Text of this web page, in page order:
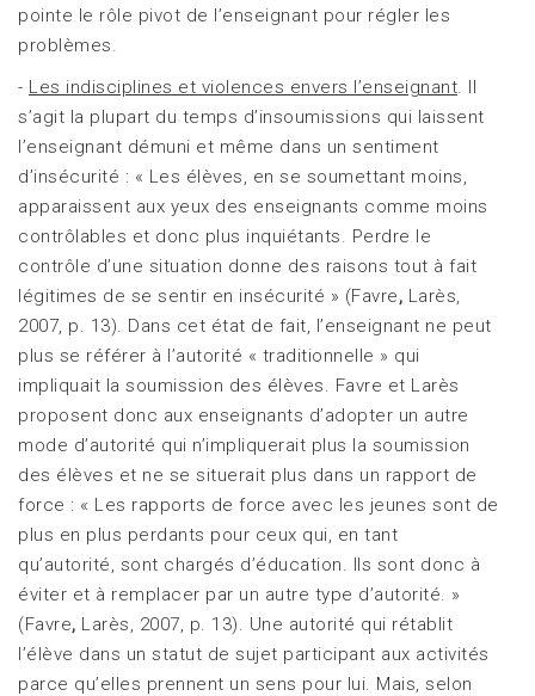
pointe le rôle pivot de l’enseignant pour régler les
problèmes.
- Les indisciplines et violences envers l’enseignant. Il
s’agit la plupart du temps d’insoumissions qui laissent
l’enseignant démuni et même dans un sentiment
d’insécurité : « Les élèves, en se soumettant moins,
apparaissent aux yeux des enseignants comme moins
contrôlables et donc plus inquiétants. Perdre le
contrôle d’une situation donne des raisons tout à fait
légitimes de se sentir en insécurité » (Favre, Larès,
2007, p. 13). Dans cet état de fait, l’enseignant ne peut
plus se référer à l’autorité « traditionnelle » qui
impliquait la soumission des élèves. Favre et Larès
proposent donc aux enseignants d’adopter un autre
mode d’autorité qui n’impliquerait plus la soumission
des élèves et ne se situerait plus dans un rapport de
force : « Les rapports de force avec les jeunes sont de
plus en plus perdants pour ceux qui, en tant
qu’autorité, sont chargés d’éducation. Ils sont donc à
éviter et à remplacer par un autre type d’autorité. »
(Favre, Larès, 2007, p. 13). Une autorité qui rétablit
l’élève dans un statut de sujet participant aux activités
parce qu’elles prennent un sens pour lui. Mais, selon